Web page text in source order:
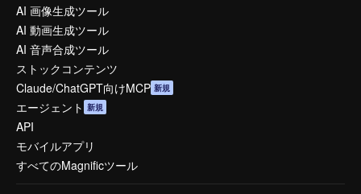
AI 画像生成ツール
AI 動画生成ツール
AI 音声合成ツール
ストックコンテンツ
Claude/ChatGPT向けMCP 新規
エージェント 新規
API
モバイルアプリ
すべてのMagnificツール